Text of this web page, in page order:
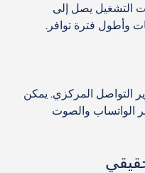
التشغيل يصل إلى
التواصل المركزي. يمكن
الواتساب والصوت